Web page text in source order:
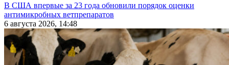
В США впервые за 23 года обновили порядок оценки
антимикробных ветпрепаратов
6 августа 2026, 14:48